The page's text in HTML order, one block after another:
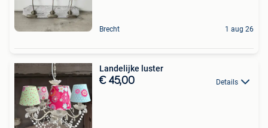
Brecht 1 aug 26
Landelijke luster
€ 45,00 Details